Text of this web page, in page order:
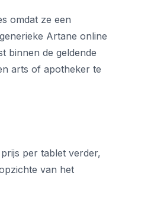
omdat ze een
Artane online
binnen de geldende
arts of apotheker te
per tablet verder,
van het